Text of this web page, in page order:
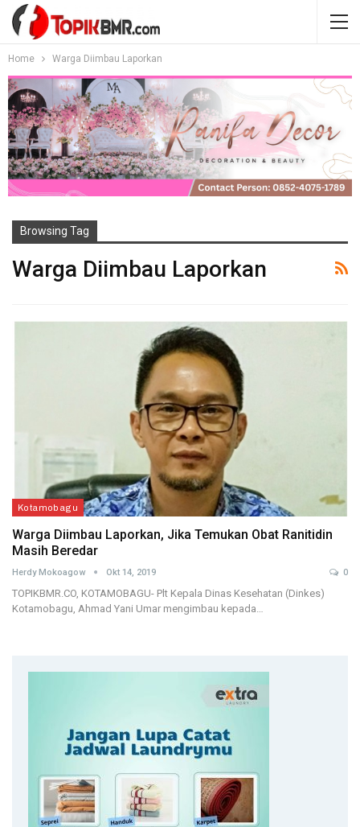
Home Warga Diimbau Laporkan
Browsing Tag
Warga Diimbau Laporkan
Kotamobagu
Warga Diimbau Laporkan, Jika Temukan Obat Ranitidin
Masih Beredar
Herdy Mokoagow Okt 14, 2019 0
TOPIKBMR.CO, KOTAMOBAGU- Plt Kepala Dinas Kesehatan (Dinkes)
Kotamobagu, Ahmad Yani Umar mengimbau kepada…